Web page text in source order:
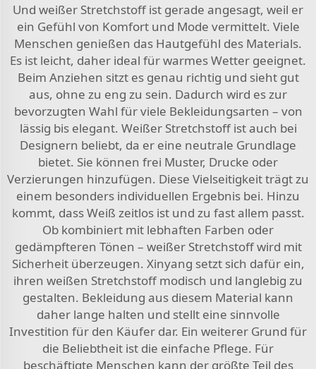
Und weißer Stretchstoff ist gerade angesagt, weil er
ein Gefühl von Komfort und Mode vermittelt. Viele
Menschen genießen das Hautgefühl des Materials.
Es ist leicht, daher ideal für warmes Wetter geeignet.
Beim Anziehen sitzt es genau richtig und sieht gut
aus, ohne zu eng zu sein. Dadurch wird es zur
bevorzugten Wahl für viele Bekleidungsarten – von
lässig bis elegant. Weißer Stretchstoff ist auch bei
Designern beliebt, da er eine neutrale Grundlage
bietet. Sie können frei Muster, Drucke oder
Verzierungen hinzufügen. Diese Vielseitigkeit trägt zu
einem besonders individuellen Ergebnis bei. Hinzu
kommt, dass Weiß zeitlos ist und zu fast allem passt.
Ob kombiniert mit lebhaften Farben oder
gedämpfteren Tönen – weißer Stretchstoff wird mit
Sicherheit überzeugen. Xinyang setzt sich dafür ein,
ihren weißen Stretchstoff modisch und langlebig zu
gestalten. Bekleidung aus diesem Material kann
daher lange halten und stellt eine sinnvolle
Investition für den Käufer dar. Ein weiterer Grund für
die Beliebtheit ist die einfache Pflege. Für
beschäftigte Menschen kann der größte Teil des